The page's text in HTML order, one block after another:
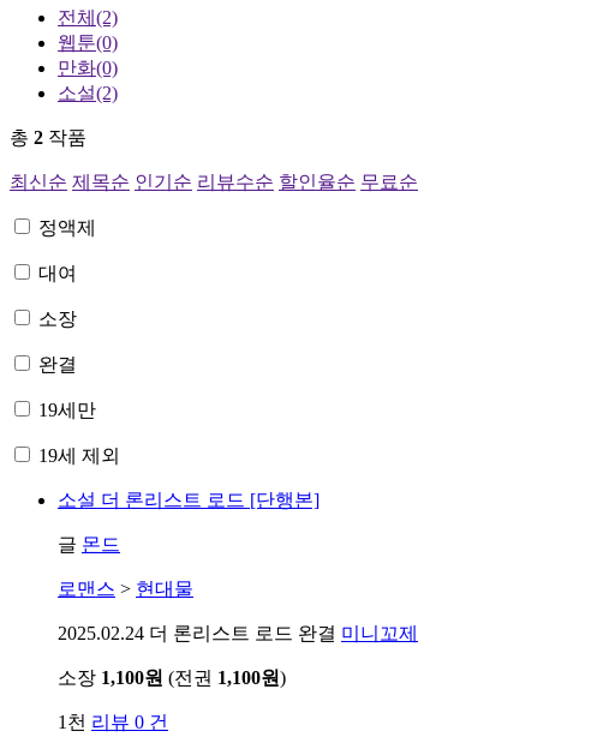
전체 (2)
웹툰(0)
만화(0)
소설(2)
총 2 작품
최신순 제목순 인기순 리뷰수순 할인율순 무료순
정액제
대여
소장
완결
19세만
19세 제외
소설 더 론리스트 로드 [단행본]
글 몬드
로맨스 > 현대물
2025.02.24 더 론리스트 로드 완결 미니꼬제
소장 1,100원 (전권 1,100원)
1천 리뷰 0 건